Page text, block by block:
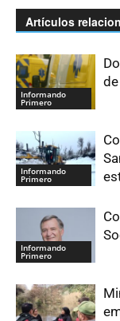
Artículos
Informando
Primero
Informando
Primero
Informando
Primero